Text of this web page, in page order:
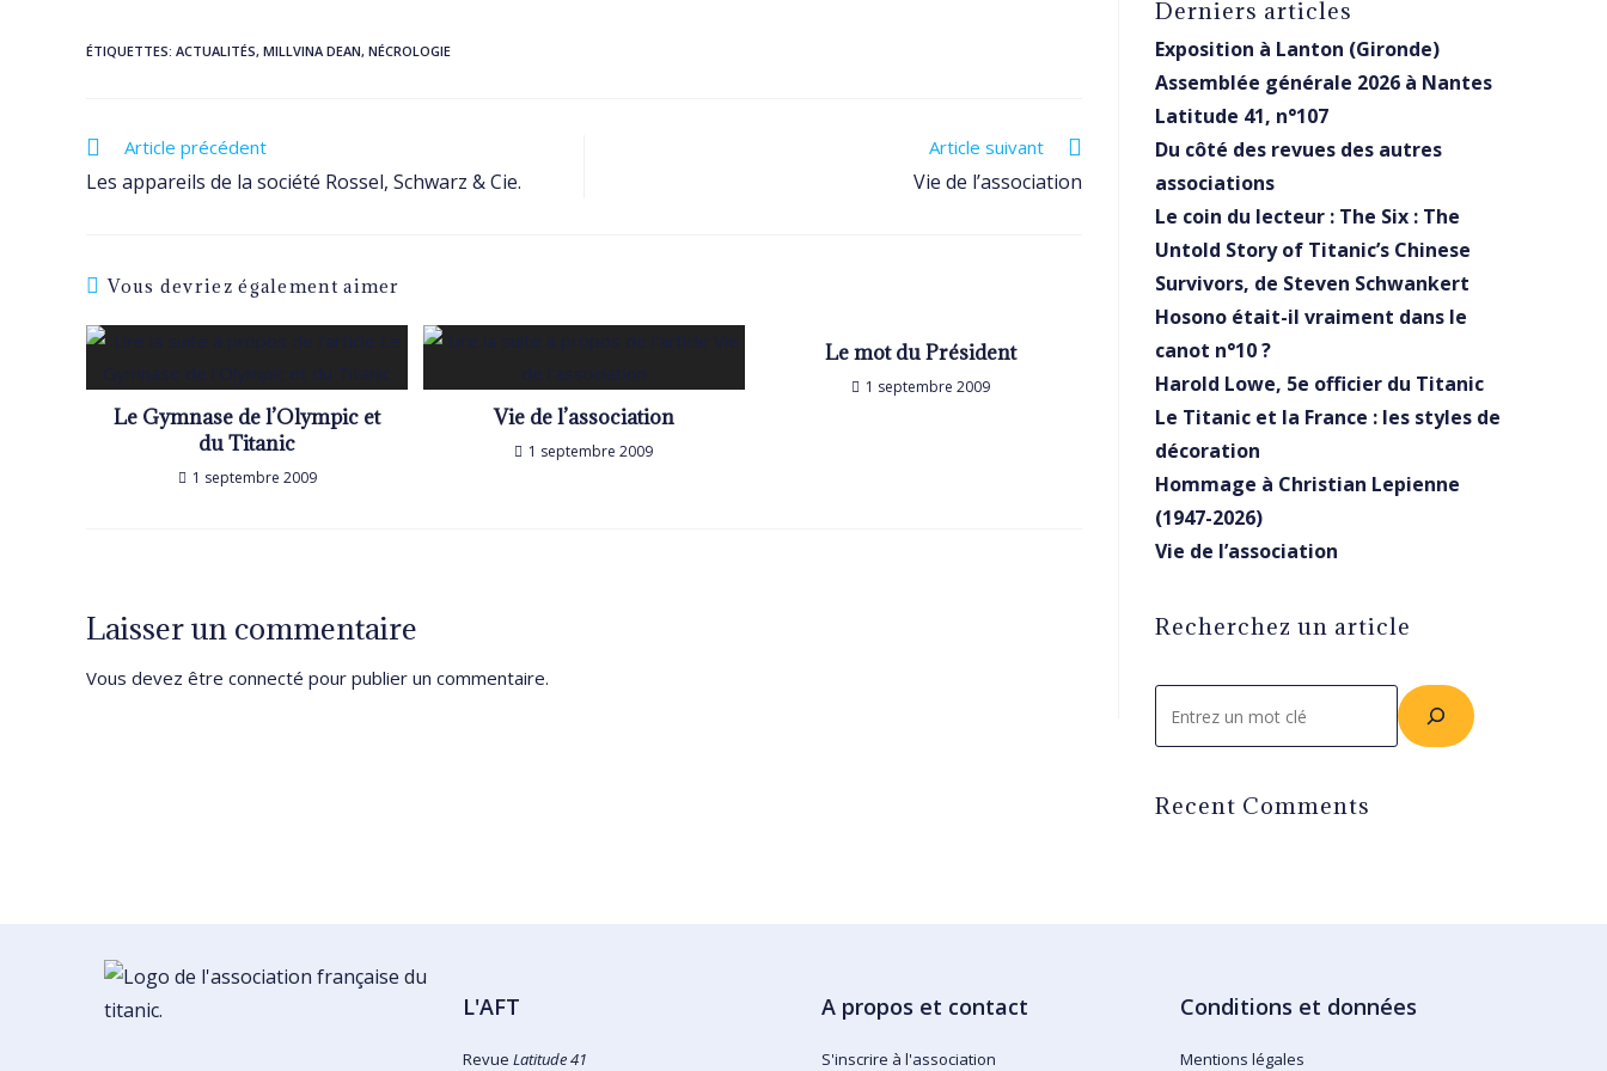
ÉTIQUETTES: ACTUALITÉS, MILLVINA DEAN, NÉCROLOGIE
Read
articles
Article précédent
Les appareils de la société Rossel, Schwarz & Cie.
Article suivant
Vie de l’association
Vous devriez également aimer
Le Gymnase de l’Olympic et
du Titanic
1 septembre 2009
Vie de l’association
1 septembre 2009
Le mot du Président
1 septembre 2009
Laisser un commentaire
Vous devez être connecté pour publier un commentaire.
Derniers articles
Exposition à Lanton (Gironde)
Assemblée générale 2026 à Nantes
Latitude 41, n°107
Du côté des revues des autres
associations
Le coin du lecteur : The Six : The
Untold Story of Titanic’s Chinese
Survivors, de Steven Schwankert
Hosono était-il vraiment dans le
canot n°10 ?
Harold Lowe, 5e officier du Titanic
Le Titanic et la France : les styles de
décoration
Hommage à Christian Lepienne
(1947-2026)
Vie de l’association
Recherchez un article
Recent Comments
L'AFT
Revue Latitude 41
A propos et contact
S'inscrire à l'association
Conditions et données
Mentions légales